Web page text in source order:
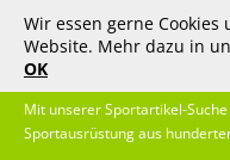
Wir essen gerne
Website. Mehr dazu in
OK
Mit unserer Sportartikel-
Sportausrüstung aus